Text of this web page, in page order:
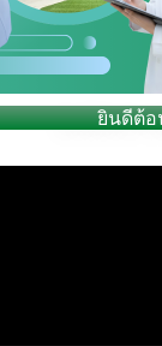
ยินดีต้